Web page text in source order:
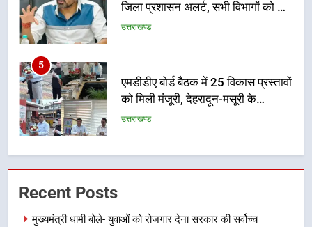
को मिली मंजूरी, देहरादून-मसूरी के
नियोजित विकास को मिलेगी रफ्तार
उत्तराखण्ड
6
मुख्यमंत्री पुष्कर सिंह धामी के दिशा-निर्देशों
में पीएम आवास योजना (शहरी) की प्रगति
की हुई समीक्षा
उत्तराखण्ड
7
बैरागीवाला हत्याकांड के फरार चल रहे
उत्तराखण्ड
Recent Posts
मुख्यमंत्री धामी बोले- युवाओं को रोजगार देना सरकार की सर्वोच्च